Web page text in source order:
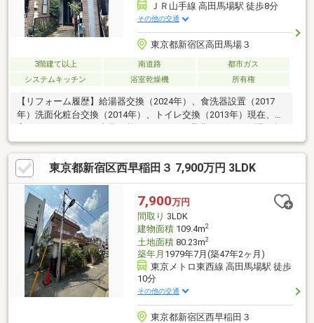
ＪＲ山手線 高田馬場駅 徒歩8分
その他の交通
東京都新宿区高田馬場３
3階建て以上 南道路
都市ガス
システムキッチン
浴室乾燥機 所有権
【リフォーム履歴】給湯器交換（2024年）、食洗器設置（2017
年）洗面化粧台交換（2014年）、トイレ交換（2013年）現在、空
わせください。
東京都新宿区西早稲田３ 7,900万円 3LDK
7,900万円
間取り 3LDK
建物面積109.4m2
土地面積80.23m2
築年月 1979年7月(築47年2ヶ月)
東京メトロ東西線 高田馬場駅 徒歩
10分
その他の交通
東京都新宿区西早稲田３